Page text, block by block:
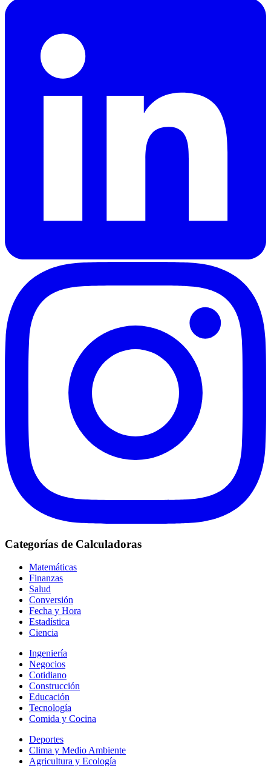
Categorías de Calculadoras
Matemáticas
Finanzas
Salud
Conversión
Fecha y Hora
Estadística
Ciencia
Ingeniería
Negocios
Cotidiano
Construcción
Educación
Tecnología
Comida y Cocina
Deportes
Clima y Medio Ambiente
Agricultura y Ecología